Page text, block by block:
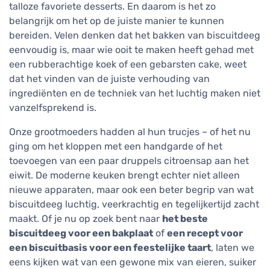
talloze favoriete desserts. En daarom is het zo
belangrijk om het op de juiste manier te kunnen
bereiden. Velen denken dat het bakken van biscuitdeeg
eenvoudig is, maar wie ooit te maken heeft gehad met
een rubberachtige koek of een gebarsten cake, weet
dat het vinden van de juiste verhouding van
ingrediënten en de techniek van het luchtig maken niet
vanzelfsprekend is.
Onze grootmoeders hadden al hun trucjes – of het nu
ging om het kloppen met een handgarde of het
toevoegen van een paar druppels citroensap aan het
eiwit. De moderne keuken brengt echter niet alleen
nieuwe apparaten, maar ook een beter begrip van wat
biscuitdeeg luchtig, veerkrachtig en tegelijkertijd zacht
maakt. Of je nu op zoek bent naar het beste
biscuitdeeg voor een bakplaat of een recept voor
een biscuitbasis voor een feestelijke taart, laten we
eens kijken wat van een gewone mix van eieren, suiker